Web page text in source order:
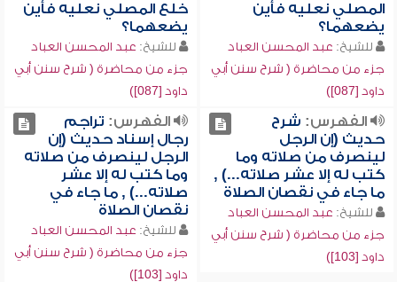
المصلي نعليه فأين
يضعهما؟
للشيخ: عبد المحسن العباد
جزء من محاضرة ( شرح سنن أبي
داود [087])
خلع المصلي نعليه فأين
يضعهما؟
للشيخ: عبد المحسن العباد
جزء من محاضرة ( شرح سنن أبي
داود [087])
الفهرس: شرح
حديث (إن الرجل
لينصرف من صلاته وما
كتب له إلا عشر صلاته...) ,
ما جاء في نقصان الصلاة
للشيخ: عبد المحسن العباد
جزء من محاضرة ( شرح سنن أبي
داود [103])
الفهرس: تراجم
رجال إسناد حديث (إن
الرجل لينصرف من صلاته
وما كتب له إلا عشر
صلاته...) , ما جاء في
نقصان الصلاة
للشيخ: عبد المحسن العباد
جزء من محاضرة ( شرح سنن أبي
داود [103])